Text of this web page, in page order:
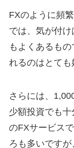
FXのように頻
では、気が付
もよくあるも
れるのはとても
さらには、
少額投資でも
のFXサービス
ろも多いです